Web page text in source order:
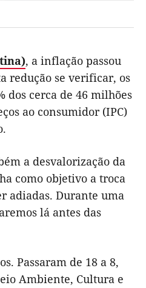
, a inflação passou
redução se verificar, os
dos cerca de 46 milhões
ao consumidor (IPC)
a desvalorização da
como objetivo a troca
adiadas. Durante uma
lá antes das
Passaram de 18 a 8,
Ambiente, Cultura e